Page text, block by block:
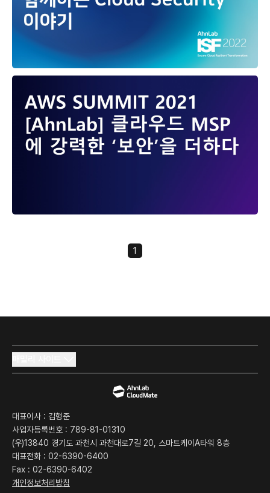
1
대표이사 : 김형준
사업자등록번호 : 789-81-01310
(우)13840 경기도 과천시 과천대로7길 20, 스마트케이A타워 8층
대표전화 : 02-6390-6400
Fax : 02-6390-6402
개인정보처리방침